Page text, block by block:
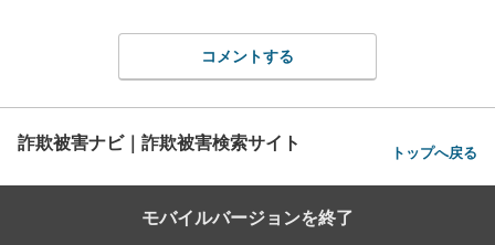
コメントする
詐欺被害ナビ｜詐欺被害検索サイト トップへ戻る
モバイルバージョンを終了